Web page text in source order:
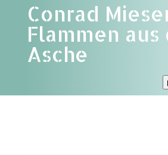
Conrad
Flammen aus
Asche